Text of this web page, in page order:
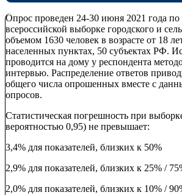
Опрос проведен 24-30 июня 2021 года по
всероссийской выборке городского и
объемом 1630 человек в возрасте от 18
населенных пунктах, 50 субъектах РФ.
проводится на дому у респондента
интервью. Распределение ответов
общего числа опрошенных вместе с
опросов.
Статистическая погрешность при
вероятностью 0,95) не превышает:
3,4% для показателей, близких к 50%
2,9% для показателей, близких к 25% /
2,0% для показателей, близких к 10% /